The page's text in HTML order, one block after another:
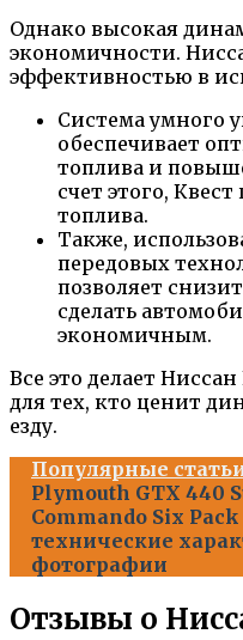
Однако высокая
экономичности.
эффективностью в
Система умного
обеспечивает
топлива и
счет этого,
топлива.
Также,
передовых
позволяет
сделать
экономичным.
Все это делает
для тех, кто ценит
езду.
Популярные
Plymouth GTX 440
Commando Six
технические
фотографии
Отзывы о